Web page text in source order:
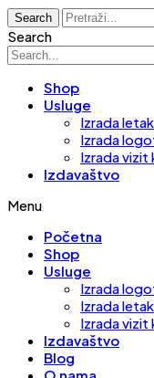
Search
Search
Shop
Usluge
Izrada
Izrada
Izrada vizit
Izdavaštvo
Menu
Početna
Shop
Usluge
Izrada
Izrada
Izrada vizit
Izdavaštvo
Blog